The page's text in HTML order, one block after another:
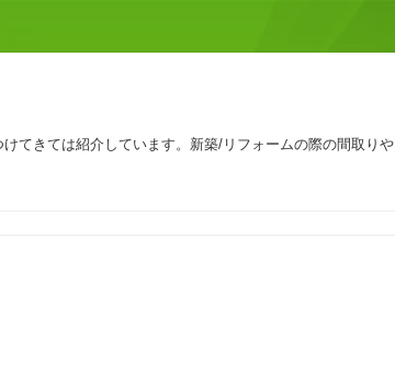
てきては紹介しています。新築/リフォームの際の間取りや